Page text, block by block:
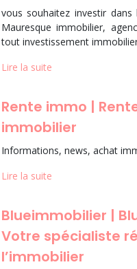
vous souhaitez investir
Mauresque immobilier,
tout investissement
Lire la suite
Rente immo |
immobilier
Informations, news, achat
Lire la suite
Blueim­mobi­lier |
Votre spécialiste
l’immobilier